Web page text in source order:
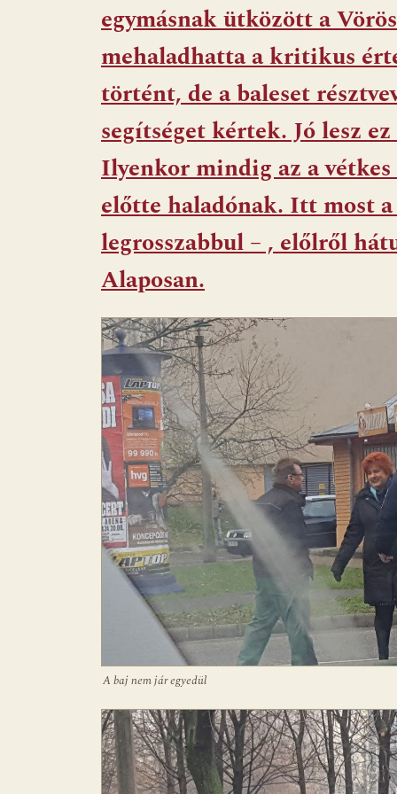
o
k
p
p
g
egymásnak ütközött a
mehaladhatta a kritikus
történt, de a baleset
segítséget kértek. Jó lesz
Ilyenkor mindig az a
előtte haladónak. Itt most
legrosszabbul – , előlről
Alaposan.
A baj nem jár egyedül